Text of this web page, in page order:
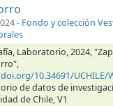
- Fondo y colección
Laboratorio, 2024,
10.34691/UCHILE/
de datos de
de Chile, V1